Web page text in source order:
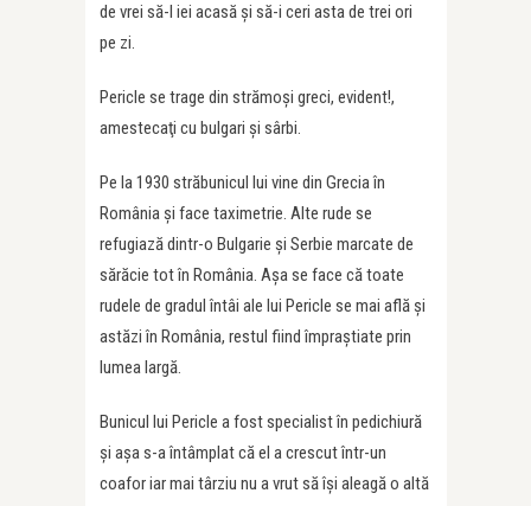
de vrei să-l iei acasă şi să-i ceri asta de trei ori
pe zi.
Pericle se trage din strămoşi greci, evident!,
amestecaţi cu bulgari şi sârbi.
Pe la 1930 străbunicul lui vine din Grecia în
România şi face taximetrie. Alte rude se
refugiază dintr-o Bulgarie şi Serbie marcate de
sărăcie tot în România. Aşa se face că toate
rudele de gradul întâi ale lui Pericle se mai află şi
astăzi în România, restul fiind împraştiate prin
lumea largă.
Bunicul lui Pericle a fost specialist în pedichiură
şi aşa s-a întâmplat că el a crescut într-un
coafor iar mai târziu nu a vrut să îşi aleagă o altă